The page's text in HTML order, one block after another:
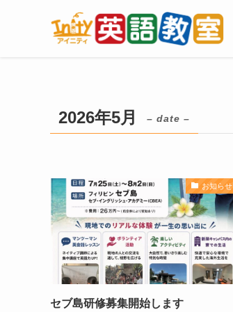
2026年5月 – date –
お知らせ
セブ島研修募集開始します